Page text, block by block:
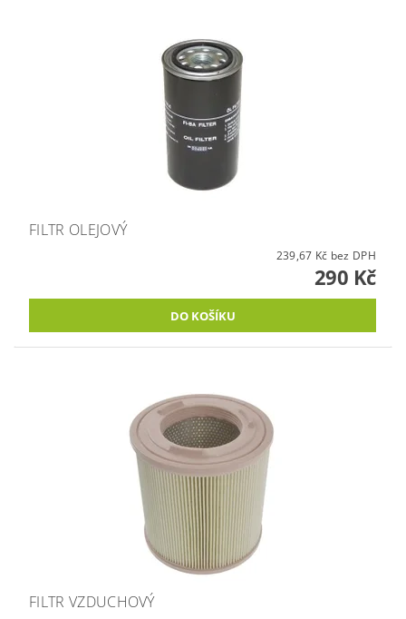
FILTR OLEJOVÝ
239,67 Kč bez DPH
290 Kč
FILTR VZDUCHOVÝ